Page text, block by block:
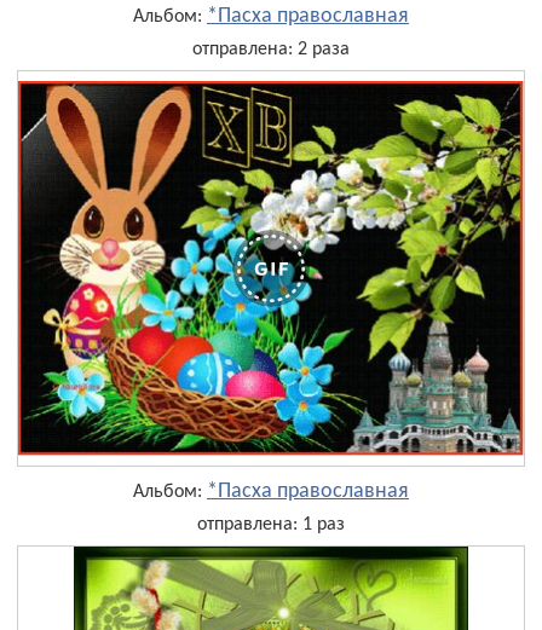
Альбом: *Пасха православная
отправлена: 2 раза
Альбом: *Пасха православная
отправлена: 1 раз